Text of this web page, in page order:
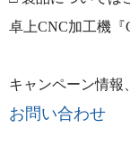
卓上CNC加工機『
キャンペーン情報
お問い合わせ